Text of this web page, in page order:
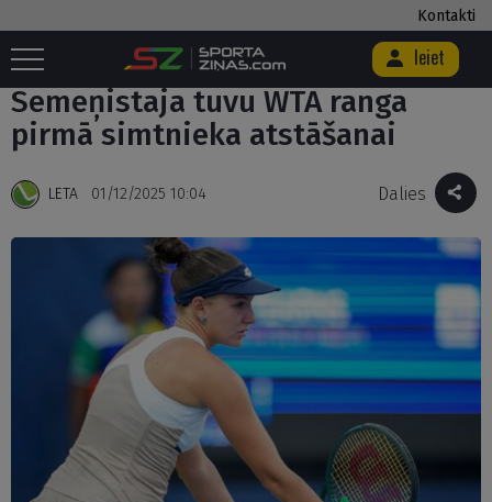
Kontakti
Ieiet
Sākums Semeņistaja tuvu WTA ranga pirmā simtnieka atstāšanai
Semeņistaja tuvu WTA ranga
pirmā simtnieka atstāšanai
LETA 01/12/2025 10:04 Dalies